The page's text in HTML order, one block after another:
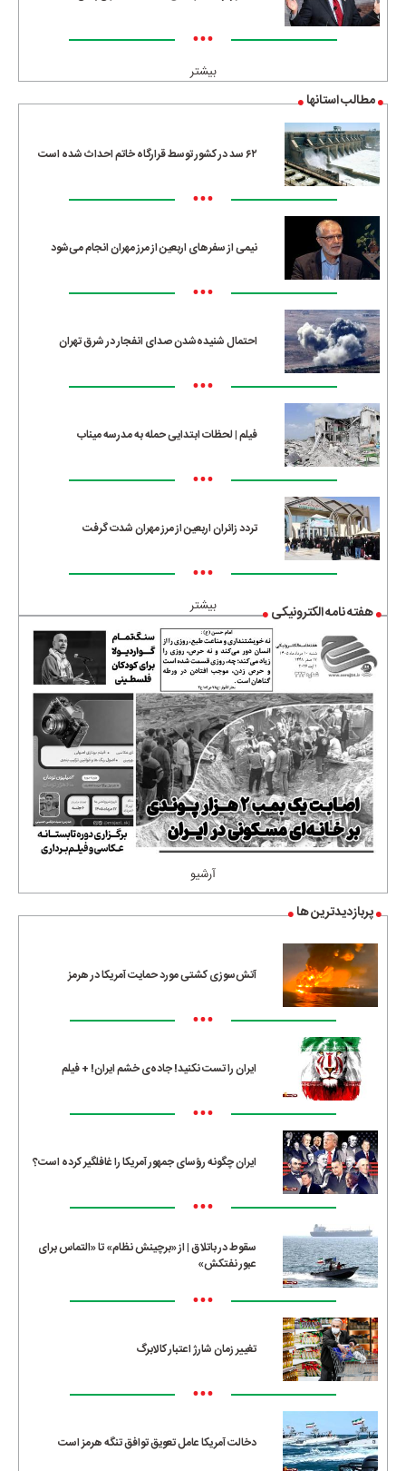
•••
بیشتر
مطالب استانها
۶۲ سد در کشور توسط قرارگاه خاتم احداث شده است
•••
نیمی از سفرهای اربعین از مرز مهران انجام می‌شود
•••
احتمال شنیده‌شدن صدای انفجار در شرق تهران
•••
فیلم | لحظات ابتدایی حمله به مدرسه میناب
•••
تردد زائران اربعین از مرز مهران شدت گرفت
•••
بیشتر هفته نامه الکترونیکی
آرشیو
پربازدیدترین ها
آتش‌سوزی کشتی مورد حمایت آمریکا در هرمز
•••
ایران را تست نکنید! جاده‌ی خشم ایران! + فیلم
•••
ایران چگونه رؤسای جمهور آمریکا را غافلگیر کرده است؟
•••
سقوط در باتلاق | از «برچینش نظام» تا «التماس برای
عبور نفتکش»
•••
تغییر زمان شارژ اعتبار کالابرگ
•••
دخالت آمریکا عامل تعویق توافق تنگه هرمز است